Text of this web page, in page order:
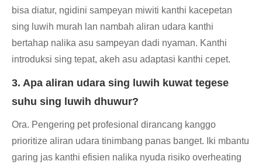
bisa diatur, ngidini sampeyan miwiti kanthi kacepetan
sing luwih murah lan nambah aliran udara kanthi
bertahap nalika asu sampeyan dadi nyaman. Kanthi
introduksi sing tepat, akeh asu adaptasi kanthi cepet.
3. Apa aliran udara sing luwih kuwat tegese
suhu sing luwih dhuwur?
Ora. Pengering pet profesional dirancang kanggo
prioritize aliran udara tinimbang panas banget. Iki mbantu
garing jas kanthi efisien nalika nyuda risiko overheating